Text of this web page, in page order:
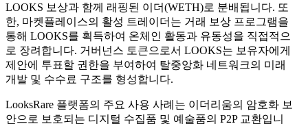
LOOKS 보상과 함께 래핑된 이더(WETH)로 분배됩니다. 또
한, 마켓플레이스의 활성 트레이더는 거래 보상 프로그램을
통해 LOOKS를 획득하여 온체인 활동과 유동성을 직접적으
로 장려합니다. 거버넌스 토큰으로서 LOOKS는 보유자에게
제안에 투표할 권한을 부여하여 탈중앙화 네트워크의 미래
개발 및 수수료 구조를 형성합니다.
LooksRare 플랫폼의 주요 사용 사례는 이더리움의 암호화 보
안으로 보호되는 디지털 수집품 및 예술품의 P2P 교환입니